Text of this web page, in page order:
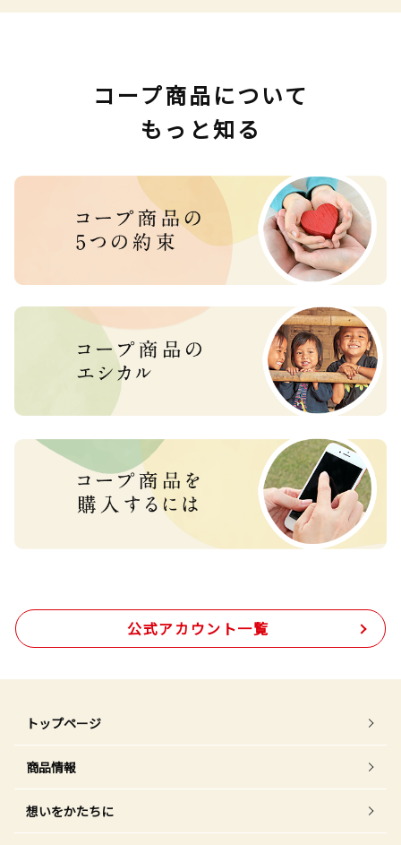
コープ商品について
もっと知る
公式アカウント一覧
トップページ
商品情報
想いをかたちに